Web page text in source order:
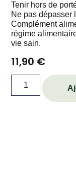
Tenir hors de
Ne pas dépasser
Complément
régime
vie sain.
11,90 €